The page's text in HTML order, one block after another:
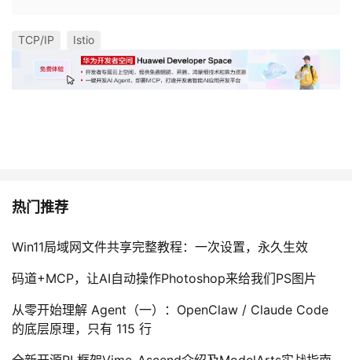
TCP/IP Istio
热门推荐
Win11局域网文件共享完整教程：一次设置，永久生效
码道+MCP，让AI自动操作Photoshop来给我们PS图片
从零开始理解 Agent（一）：OpenClaw / Claude Code
的底层原理，只有 115 行